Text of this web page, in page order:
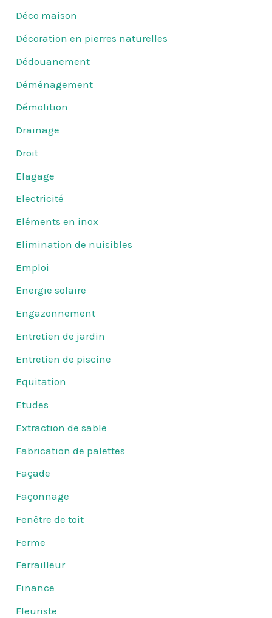
Déco maison
Décoration en pierres naturelles
Dédouanement
Déménagement
Démolition
Drainage
Droit
Elagage
Electricité
Eléments en inox
Elimination de nuisibles
Emploi
Energie solaire
Engazonnement
Entretien de jardin
Entretien de piscine
Equitation
Etudes
Extraction de sable
Fabrication de palettes
Façade
Façonnage
Fenêtre de toit
Ferme
Ferrailleur
Finance
Fleuriste